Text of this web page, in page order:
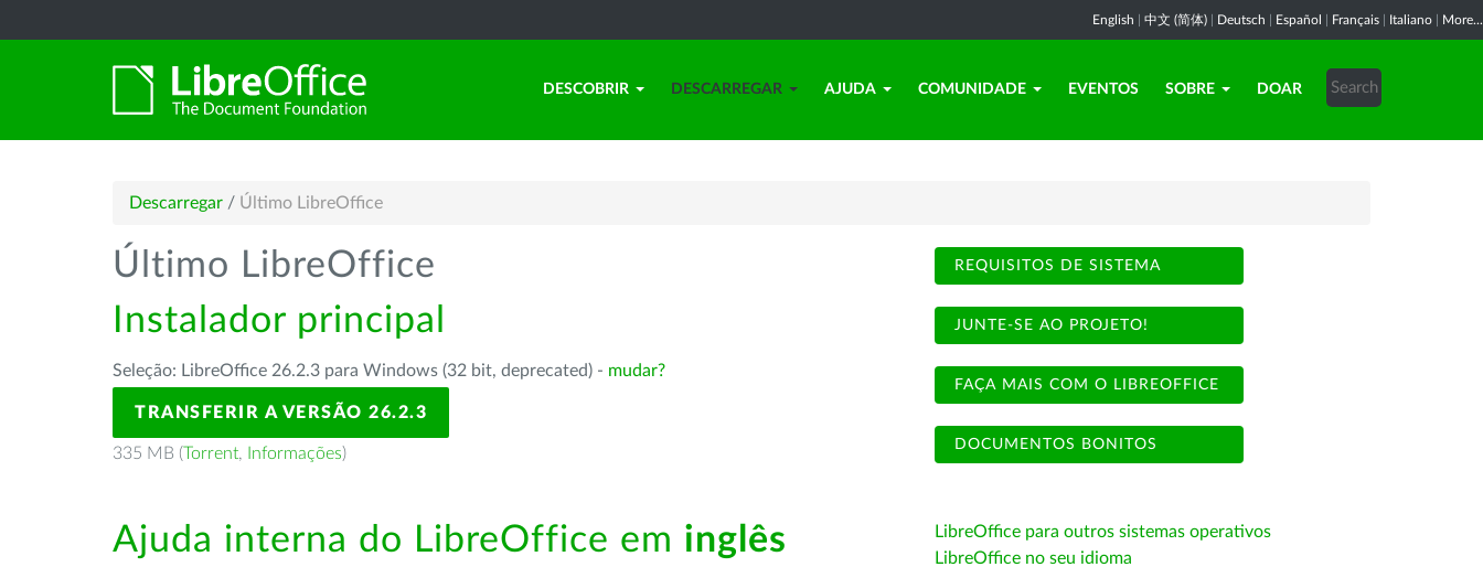
English 中文 (简体) Deutsch Español Français Italiano More...
DESCOBRIR DESCARREGAR AJUDA COMUNIDADE EVENTOS SOBRE DOAR
Descarregar / Último LibreOffice
Último LibreOffice
Instalador principal
Seleção: LibreOffice 26.2.3 para Windows (32 bit, deprecated) - mudar?
TRANSFERIR A VERSÃO 26.2.3
335 MB (Torrent, Informações)
Ajuda interna do LibreOffice em inglês
REQUISITOS DE SISTEMA
JUNTE-SE AO PROJETO!
FAÇA MAIS COM O LIBREOFFICE
DOCUMENTOS BONITOS
LibreOffice para outros sistemas operativos
LibreOffice no seu idioma